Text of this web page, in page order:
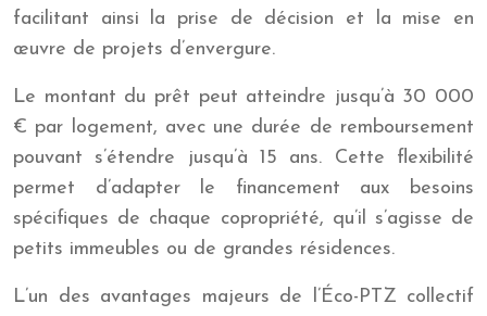
facilitant ainsi la prise de décision et la mise en
œuvre de projets d’envergure.
Le montant du prêt peut atteindre jusqu’à 30 000
€ par logement, avec une durée de remboursement
pouvant s’étendre jusqu’à 15 ans. Cette flexibilité
permet d’adapter le financement aux besoins
spécifiques de chaque copropriété, qu’il s’agisse de
petits immeubles ou de grandes résidences.
L’un des avantages majeurs de l’Éco-PTZ collectif